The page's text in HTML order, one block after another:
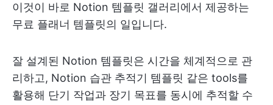
이것이 바로 Notion 템플릿 갤러리에서 제공하는
무료 플래너 템플릿의 일입니다.
잘 설계된 Notion 템플릿은 시간을 체계적으로 관
리하고, Notion 습관 추적기 템플릿 같은 tools를
활용해 단기 작업과 장기 목표를 동시에 추적할 수